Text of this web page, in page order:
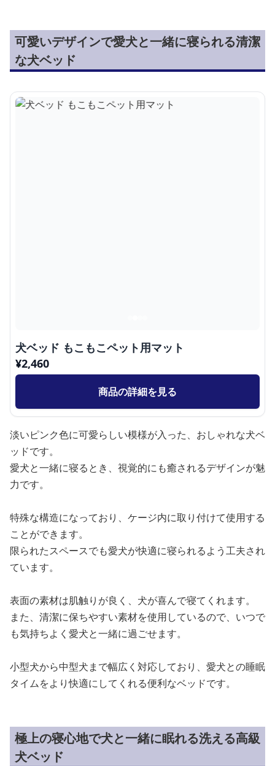
可愛いデザインで愛犬と一緒に寝られる清潔
な犬ベッド
犬ベッド もこもこペット用マット
¥2,460
商品の詳細を見る
淡いピンク色に可愛らしい模様が入った、おしゃれな犬ベ
ッドです。
愛犬と一緒に寝るとき、視覚的にも癒されるデザインが魅
力です。
特殊な構造になっており、ケージ内に取り付けて使用する
ことができます。
限られたスペースでも愛犬が快適に寝られるよう工夫され
ています。
表面の素材は肌触りが良く、犬が喜んで寝てくれます。
また、清潔に保ちやすい素材を使用しているので、いつで
も気持ちよく愛犬と一緒に過ごせます。
小型犬から中型犬まで幅広く対応しており、愛犬との睡眠
タイムをより快適にしてくれる便利なベッドです。
極上の寝心地で犬と一緒に眠れる洗える高級
犬ベッド